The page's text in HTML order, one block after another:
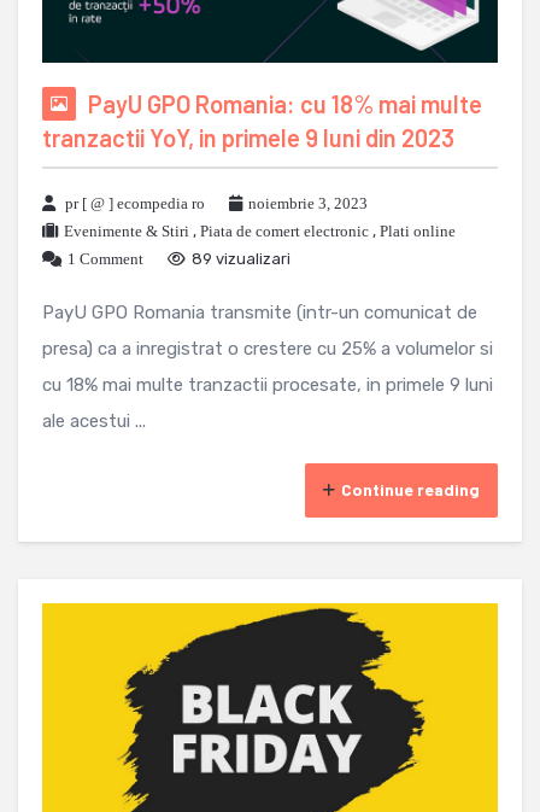
PayU GPO Romania: cu 18% mai multe
tranzactii YoY, in primele 9 luni din 2023
pr [ @ ] ecompedia ro
noiembrie 3, 2023
Evenimente & Stiri , Piata de comert electronic , Plati online
1 Comment
89 vizualizari
PayU GPO Romania transmite (intr-un comunicat de
presa) ca a inregistrat o crestere cu 25% a volumelor si
cu 18% mai multe tranzactii procesate, in primele 9 luni
ale acestui ...
Continue reading